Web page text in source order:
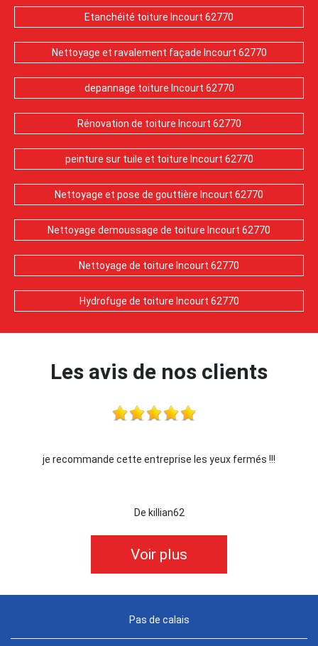
Etanchéité toiture Incourt 62770
Nettoyage et ravalement façade Incourt 62770
depannage toiture Incourt 62770
Rénovation de toiture Incourt 62770
peinture sur tuile et toiture Incourt 62770
Nettoyage et pose de gouttière Incourt 62770
Nettoyage demoussage de toiture Incourt 62770
Nettoyage de toiture Incourt 62770
Hydrofuge de toiture Incourt 62770
Les avis de nos clients
je recommande cette entreprise les yeux fermés !!!
De killian62
Voir plus
Pas de calais